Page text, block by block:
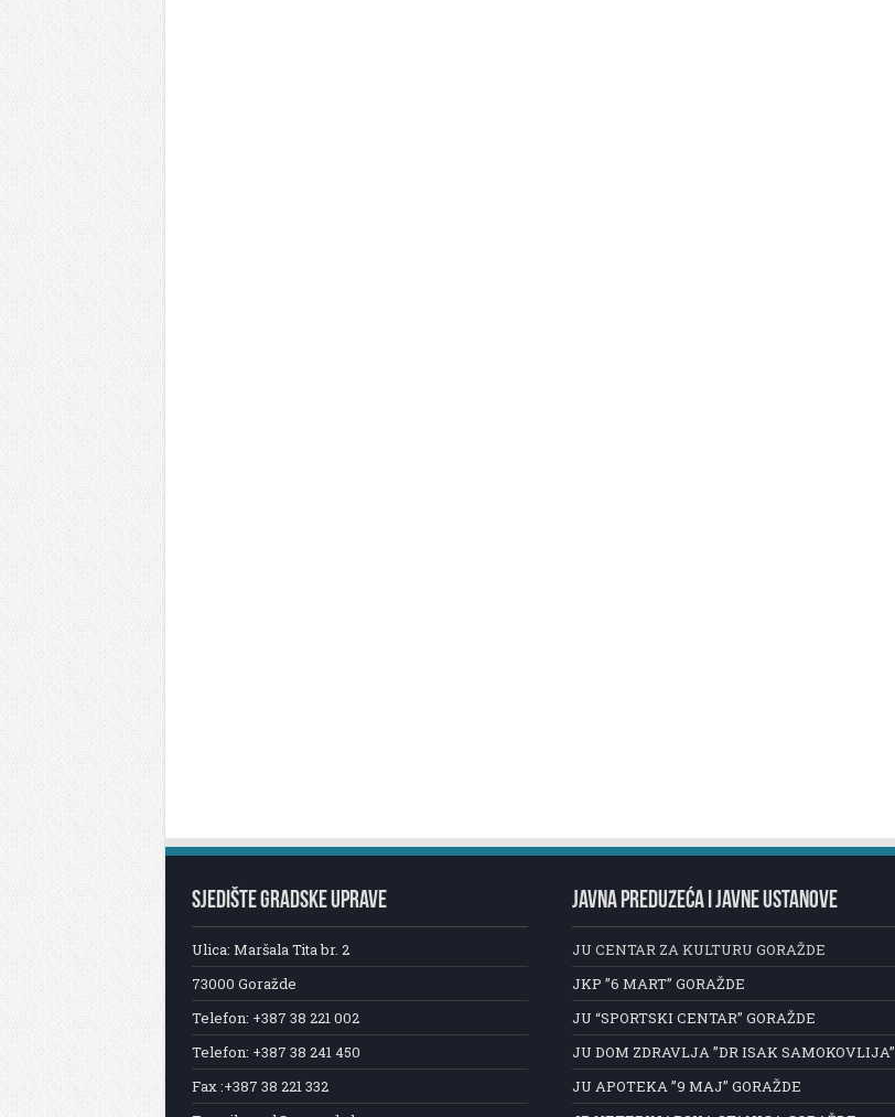
SJEDIŠTE GRADSKE UPRAVE
Ulica: Maršala Tita br. 2
73000 Goražde
Telefon: +387 38 221 002
Telefon: +387 38 241 450
Fax :+387 38 221 332
JAVNA PREDUZEĆA I JAVNE USTANOVE
JU CENTAR ZA KULTURU GORAŽDE
JKP ”6 MART” GORAŽDE
JU “SPORTSKI CENTAR” GORAŽDE
JU DOM ZDRAVLJA ”DR ISAK SAMOKOVLIJA”
JU APOTEKA ”9 MAJ” GORAŽDE